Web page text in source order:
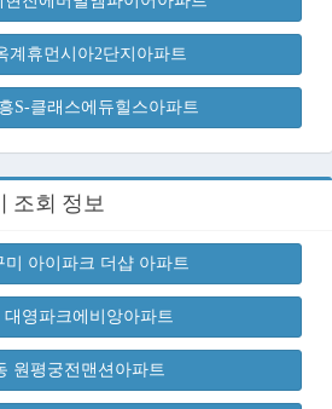
계휴먼시아2단지아파트
S-클래스에듀힐스아파트
조회 정보
미 아이파크 더샵 아파트
대영파크에비앙아파트
원평궁전맨션아파트